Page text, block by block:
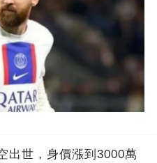
出世，身價漲到3000萬